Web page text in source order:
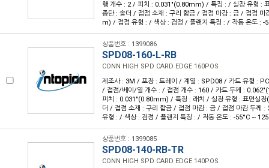
행 개수 : 2 / 피치 : 0.031"(0.80mm) / 특징 : / 실장 유형 :
종단 : 솔더 / 접점 소재 : 구리 합금 / 접점 마감 : 금 / 접점
m) / 접점 유형 : / 색상 : 검정 / 플랜지 특징 : / 작동 온도 : -
상품번호 : 1399086
SPD08-160-L-RB
CONN HIGH SPD CARD EDGE 160POS
제조사 : 3M / 포장 : 트레이 / 계열 : SPD08 / 카드 유형 :
/ 접점/베이/열 개수 : / 접점 개수 : 160 / 카드 두께 :
피치 : 0.031"(0.80mm) / 특징 : 래치 / 실장 유형 : 표면실
더 / 접점 소재 : 구리 합금 / 접점 마감 : 금 / 접점 마감 두
유형 : / 색상 : 검정 / 플랜지 특징 : / 작동 온도 : -55°C ~
상품번호 : 1399085
SPD08-140-RB-TR
CONN HIGH SPD CARD EDGE 140POS